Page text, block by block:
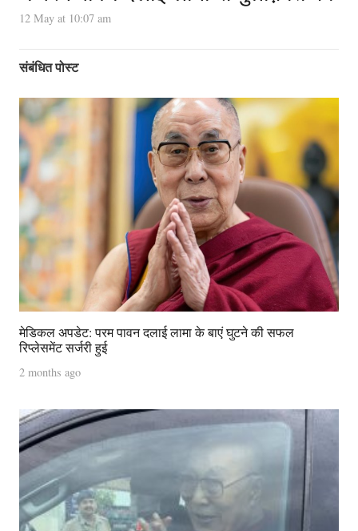
12 May at 10:07 am
संबंधित पोस्ट
मेडिकल अपडेट: परम पावन दलाई लामा के बाएं घुटने की सफल
रिप्लेसमेंट सर्जरी हुई
2 months ago